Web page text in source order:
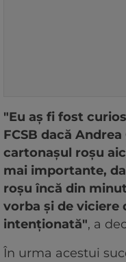
"Eu aş fi fost
FCSB dacă
cartonaşul roşu
mai importante,
roşu încă din
vorba şi de viciere
intenţionată", a
În urma acestui